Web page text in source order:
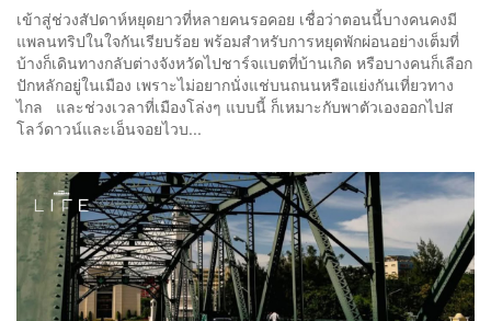
เข้าสู่ช่วงสัปดาห์หยุดยาวที่หลายคนรอคอย เชื่อว่าตอนนี้บางคนคงมี
แพลนทริปในใจกันเรียบร้อย พร้อมสำหรับการหยุดพักผ่อนอย่างเต็มที่
บ้างก็เดินทางกลับต่างจังหวัดไปชาร์จแบตที่บ้านเกิด หรือบางคนก็เลือก
ปักหลักอยู่ในเมือง เพราะไม่อยากนั่งแช่บนถนนหรือแย่งกันเที่ยวทาง
ไกล และช่วงเวลาที่เมืองโล่งๆ แบบนี้ ก็เหมาะกับพาตัวเองออกไปส
โลว์ดาวน์และเอ็นจอยไวบ...